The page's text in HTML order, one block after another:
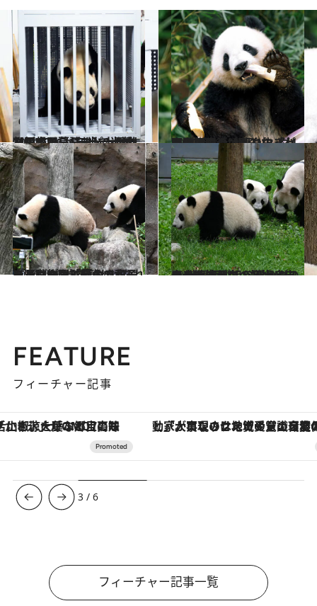
2024.10.6
【初めから読む】上野動物園のリーリー・シンシンが帰国 1年半で半減した日本で暮らすパンダたちの“これから”
カルチャー 2024.8.28
高血圧のシンシンの「パンダ団子」は黄身抜き、双子の生活は別々に…上野動物園の“親子パンダ4頭”の今
ライフスタイル
2024.4.13
上野動物園で暮らす双子パンダが2歳で離ればなれに。シャオシャオのトレードマーク「緑のライン」は!?
ライフスタイル 2024.3.17
シャンシャンの狂犬病ワクチン接種に 父親リーリーの精液保存、妊娠＆出産 獣医師が担うパンダの未来
カルチャー
FEATURE
フィーチャー記事
「大事なのは地域の意識を変えること」。ロレックス賞受賞の自然保護活動家が実現させたナイジェリアの自然環境の復活 【夏限定ディナーコース】旬を
3 /6
フィーチャー記事一覧